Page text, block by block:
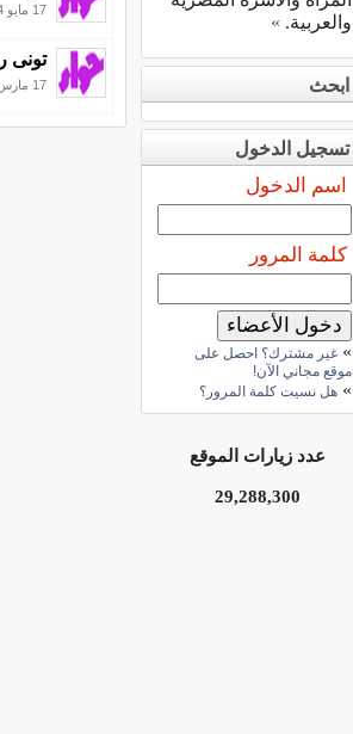
17 مايو 2014
تونى
17 مارس 2013
والعربية. »
ابحث
تسجيل الدخول
اسم الدخول
كلمة المرور
» غير مشترك؟ احصل على
موقع مجاني الآن!
» هل نسيت كلمة المرور؟
عدد زيارات الموقع
29,288,300